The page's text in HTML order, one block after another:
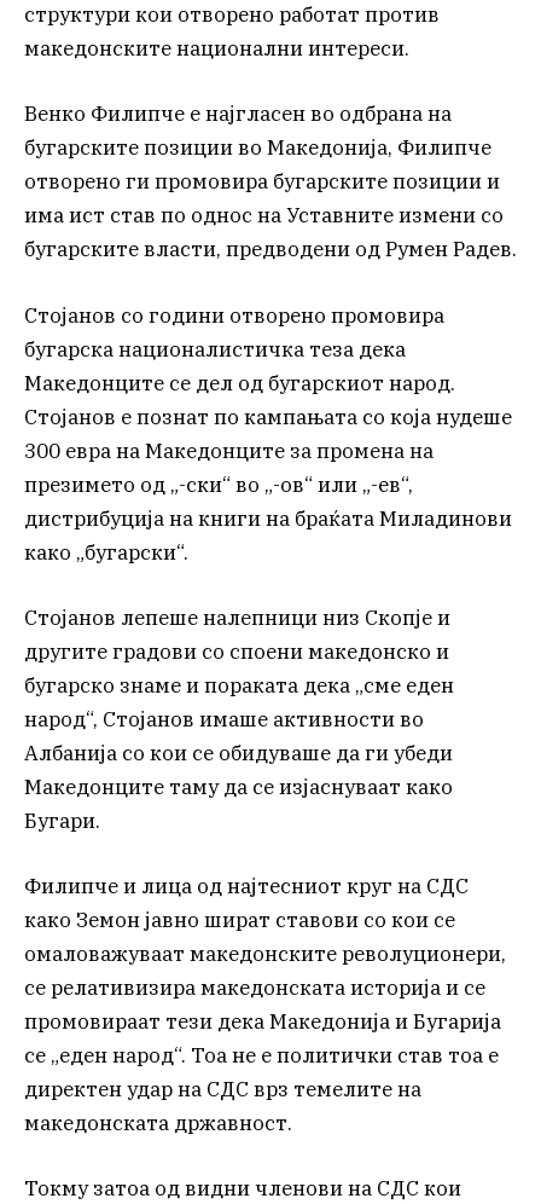
структури кои отворено работат против
македонските национални интереси.
Венко Филипче е најгласен во одбрана на
бугарските позиции во Македонија, Филипче
отворено ги промовира бугарските позиции и
има ист став по однос на Уставните измени со
бугарските власти, предводени од Румен Радев.
Стојанов со години отворено промовира
бугарска националистичка теза дека
Македонците се дел од бугарскиот народ.
Стојанов е познат по кампањата со која нудеше
300 евра на Македонците за промена на
презимето од „-ски“ во „-ов“ или „-ев“,
дистрибуција на книги на браќата Миладинови
како „бугарски“.
Стојанов лепеше налепници низ Скопје и
другите градови со споени македонско и
бугарско знаме и пораката дека „сме еден
народ“, Стојанов имаше активности во
Албанија со кои се обидуваше да ги убеди
Македонците таму да се изјаснуваат како
Бугари.
Филипче и лица од најтесниот круг на СДС
како Земон јавно шират ставови со кои се
омаловажуваат македонските револуционери,
се релативизира македонската историја и се
промовираат тези дека Македонија и Бугарија
се „еден народ“. Тоа не е политички став тоа е
директен удар на СДС врз темелите на
македонската државност.
Токму затоа од видни членови на СДС кои